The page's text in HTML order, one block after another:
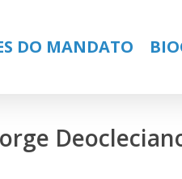
DO MANDATO